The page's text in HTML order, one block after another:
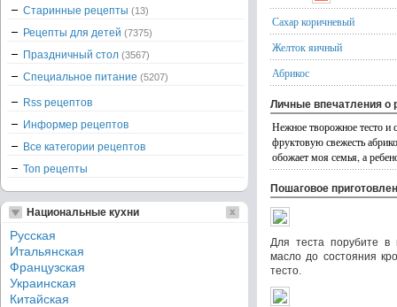
Сахар коричневый
Желток яичный
Абрикос
Личные впечатления о
Нежное творожное тесто и
фруктовую свежесть
обожает моя семья, а
Пошаговое
Для теста порубите в
масло до состояния
тесто.
Старинные рецепты (13)
Рецепты для детей (7375)
Праздничный стол (3567)
Специальное питание (5207)
Rss рецептов
Информер рецептов
Все категории рецептов
Топ рецепты
Национальные кухни
Русская
Итальянская
Французская
Украинская
Китайская